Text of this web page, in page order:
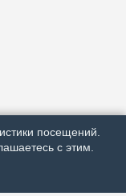
посещений.
с этим.